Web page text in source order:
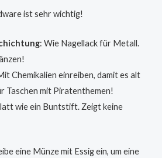
ist sehr wichtig!
: Wie Nagellack für Metall.
Chemikalien einreiben, damit es alt
Taschen mit Piratenthemen!
wie ein Buntstift. Zeigt keine
eine Münze mit Essig ein, um eine